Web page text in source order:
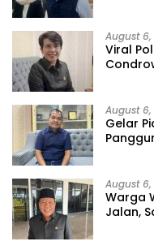
August 6,
Viral
August 6,
Gelar
August 6,
Warga
Jalan,